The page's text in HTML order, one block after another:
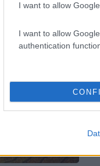
I want to allow
I want to allow
authentication
H